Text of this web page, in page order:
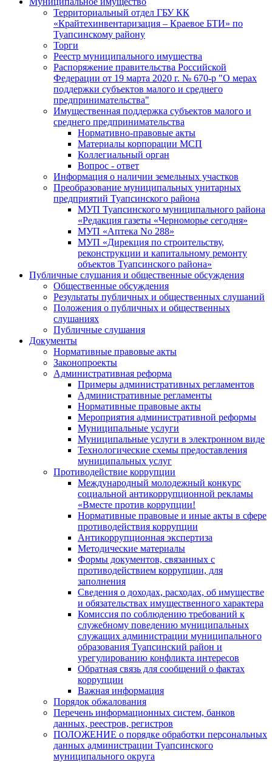
Территориальный отдел ГБУ КК
«Крайтехинвентаризация – Краевое БТИ» по
Туапсинскому району
Торги
Реестр муниципального имущества
Распоряжение правительства Российской
Федерации от 19 марта 2020 г. № 670-р "О мерах
поддержки субъектов малого и среднего
предпринимательства"
Имущественная поддержка субъектов малого и
среднего предпринимательства
Нормативно-правовые акты
Материалы корпорации МСП
Коллегиальный орган
Вопрос - ответ
Информация о наличии земельных участков
Преобразование муниципальных унитарных
предприятий Туапсинского района
МУП Туапсинского муниципального района
«Редакция газеты «Черноморье сегодня»
МУП «Аптека No 288»
МУП «Дирекция по строительству,
реконструкции и капитальному ремонту
объектов Туапсинского района»
Публичные слушания и общественные обсуждения
Общественные обсуждения
Результаты публичных и общественных слушаний
Положения о публичных и общественных
слушаниях
Публичные слушания
Документы
Нормативные правовые акты
Законопроекты
Административная реформа
Примеры административных регламентов
Административные регламенты
Нормативные правовые акты
Мероприятия административной реформы
Муниципальные услуги
Муниципальные услуги в электронном виде
Технологические схемы предоставления
муниципальных услуг
Противодействие коррупции
Международный молодежный конкурс
социальной антикоррупционной рекламы
«Вместе против коррупции!
Нормативные правовые и иные акты в сфере
противодействия коррупции
Антикоррупционная экспертиза
Методические материалы
Формы документов, связанных с
противодействием коррупции, для
заполнения
Сведения о доходах, расходах, об имуществе
и обязательствах имущественного характера
Комиссия по соблюдению требований к
служебному поведению муниципальных
служащих администрации муниципального
образования Туапсинский район и
урегулированию конфликта интересов
Обратная связь для сообщений о фактах
коррупции
Важная информация
Порядок обжалования
Перечень информационных систем, банков
данных, реестров, регистров
ПОЛОЖЕНИЕ о порядке обработки персональных
данных администрации Туапсинского
муниципального округа